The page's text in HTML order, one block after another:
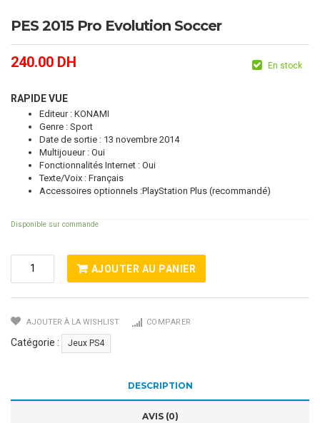
PES 2015 Pro Evolution Soccer
240.00 DH En stock
RAPIDE VUE
Editeur : KONAMI
Genre : Sport
Date de sortie : 13 novembre 2014
Multijoueur : Oui
Fonctionnalités Internet : Oui
Texte/Voix : Français
Accessoires optionnels :PlayStation Plus (recommandé)
Disponible sur commande
Quantité
De
PES
Pro
Evolution
AJOUTER AU PANIER
AJOUTER À LA WISHLIST COMPARER
Catégorie : Jeux PS4
DESCRIPTION
AVIS (0)